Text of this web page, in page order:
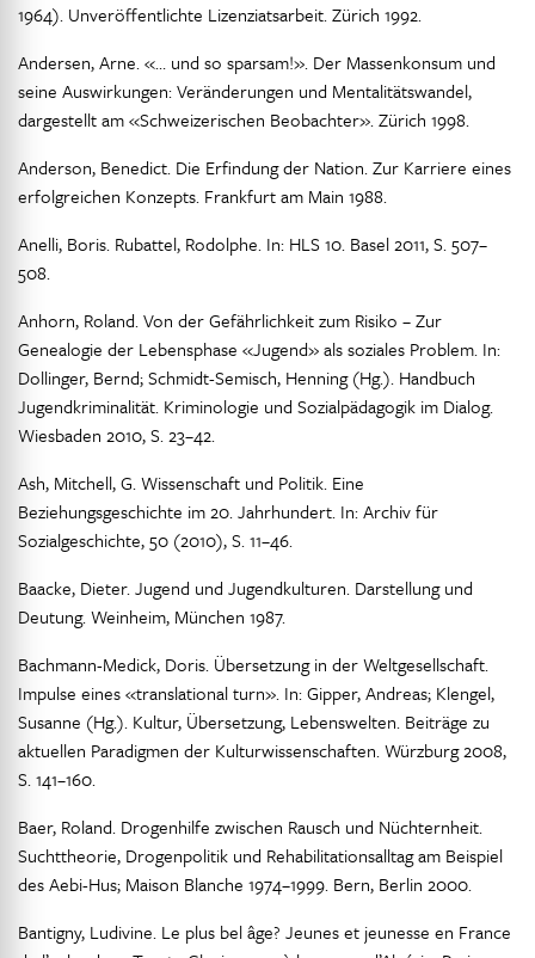
1964). Unveröffentlichte Lizenziatsarbeit. Zürich 1992.
Andersen, Arne. «… und so sparsam!». Der Massenkonsum und
seine Auswirkungen: Veränderungen und Mentalitätswandel,
dargestellt am «Schweizerischen Beobachter». Zürich 1998.
Anderson, Benedict. Die Erfindung der Nation. Zur Karriere eines
erfolgreichen Konzepts. Frankfurt am Main 1988.
Anelli, Boris. Rubattel, Rodolphe. In: HLS 10. Basel 2011, S. 507–
508.
Anhorn, Roland. Von der Gefährlichkeit zum Risiko – Zur
Genealogie der Lebensphase «Jugend» als soziales Problem. In:
Dollinger, Bernd; Schmidt-Semisch, Henning (Hg.). Handbuch
Jugendkriminalität. Kriminologie und Sozialpädagogik im Dialog.
Wiesbaden 2010, S. 23–42.
Ash, Mitchell, G. Wissenschaft und Politik. Eine
Beziehungsgeschichte im 20. Jahrhundert. In: Archiv für
Sozialgeschichte, 50 (2010), S. 11–46.
Baacke, Dieter. Jugend und Jugendkulturen. Darstellung und
Deutung. Weinheim, München 1987.
Bachmann-Medick, Doris. Übersetzung in der Weltgesellschaft.
Impulse eines «translational turn». In: Gipper, Andreas; Klengel,
Susanne (Hg.). Kultur, Übersetzung, Lebenswelten. Beiträge zu
aktuellen Paradigmen der Kulturwissenschaften. Würzburg 2008,
S. 141–160.
Baer, Roland. Drogenhilfe zwischen Rausch und Nüchternheit.
Suchttheorie, Drogenpolitik und Rehabilitationsalltag am Beispiel
des Aebi-Hus; Maison Blanche 1974–1999. Bern, Berlin 2000.
Bantigny, Ludivine. Le plus bel âge? Jeunes et jeunesse en France